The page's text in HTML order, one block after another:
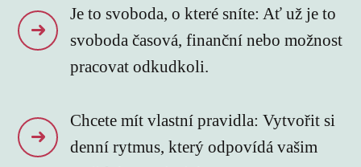
Je to svoboda, o které sníte: Ať už je to
svoboda časová, finanční nebo možnost
pracovat odkudkoli.
Chcete mít vlastní pravidla: Vytvořit si
denní rytmus, který odpovídá vašim